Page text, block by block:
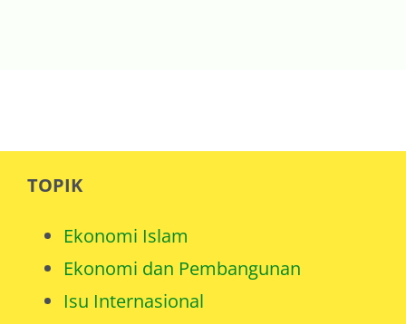
TOPIK
Ekonomi dan Pembangunan
Isu Internasional
Disrupsi Ekonomi